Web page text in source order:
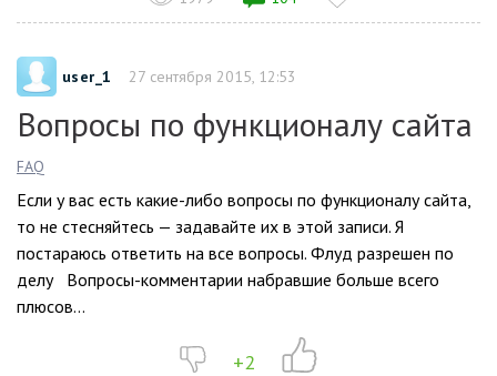
user_1 27 сентября 2015, 12:53
Вопросы по функционалу сайта
FAQ
Если у вас есть какие-либо вопросы по функционалу сайта,
то не стесняйтесь — задавайте их в этой записи. Я
постараюсь ответить на все вопросы. Флуд разрешен по
делу Вопросы-комментарии набравшие больше всего
плюсов...
+2